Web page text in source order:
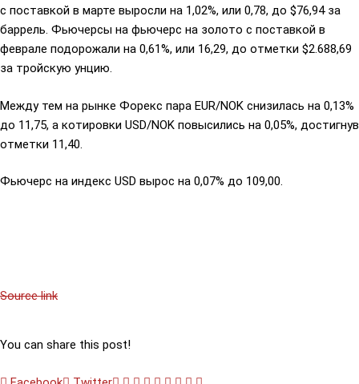
с поставкой в марте выросли на 1,02%, или 0,78, до $76,94 за
баррель. Фьючерсы на фьючерс на золото с поставкой в
феврале подорожали на 0,61%, или 16,29, до отметки $2.688,69
за тройскую унцию.
Между тем на рынке Форекс пара EUR/NOK снизилась на 0,13%
до 11,75, а котировки USD/NOK повысились на 0,05%, достигнув
отметки 11,40.
Фьючерс на индекс USD вырос на 0,07% до 109,00.
Source link
You can share this post!